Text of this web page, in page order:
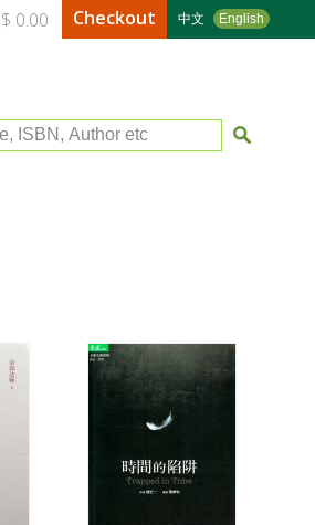
中文 English
0.00 Checkout
ISBN, Author etc